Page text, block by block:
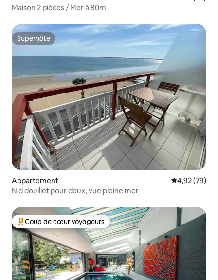
Maison 2 pièces / Mer à 80m
Superhôte
Superhôte
Appartement Évaluation
4,92 (79)
Nid douillet pour deux, vue pleine mer
Coups de cœur voyageurs les plus appréciés
Coup de cœur voyageurs